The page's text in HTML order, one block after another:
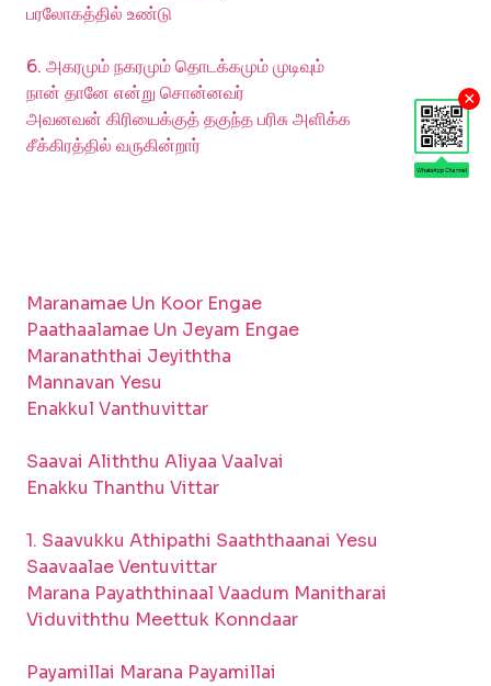
×
பரலோகத்தில் உண்டு
6. அகரமும் நகரமும் தொடக்கமும் முடிவும்
நான் தானே என்று சொன்னவர்
அவனவன் கிரியைக்குத் தகுந்த பரிசு அளிக்க
சீக்கிரத்தில் வருகின்றார்
Maranamae Un Koor Engae
Paathaalamae Un Jeyam Engae
Maranaththai Jeyiththa
Mannavan Yesu
Enakkul Vanthuvittar
Saavai Aliththu Aliyaa Vaalvai
Enakku Thanthu Vittar
1. Saavukku Athipathi Saaththaanai Yesu
Saavaalae Ventuvittar
Marana Payaththinaal Vaadum Manitharai
Viduviththu Meettuk Konndaar
Payamillai Marana Payamillai